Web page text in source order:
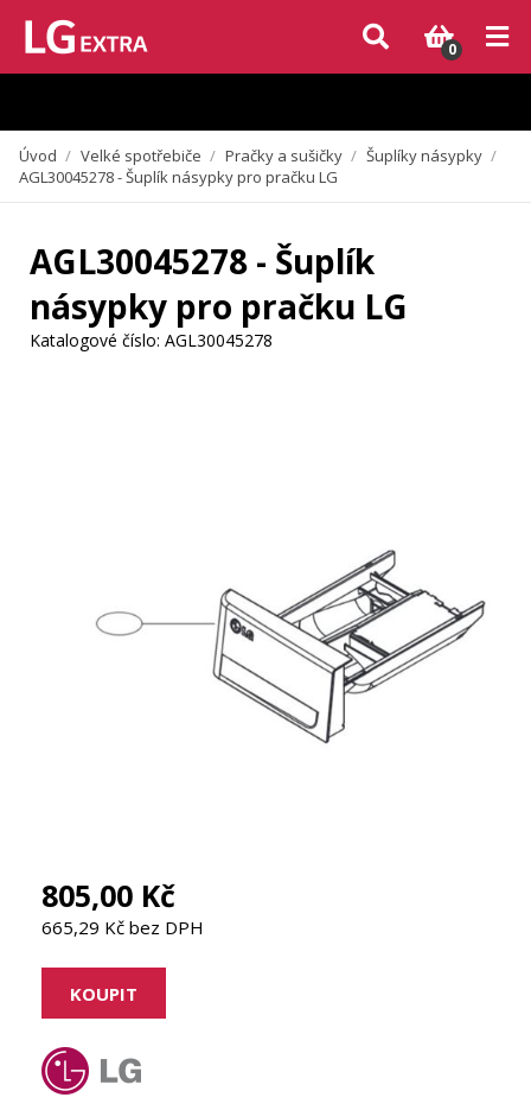
Vzhledem k aktuální situaci se může dodání dílů, které nejsou skladem,
zpozdit. Děkujeme za pochopení.
0
Úvod / Velké spotřebiče / Pračky a sušičky / Šuplíky násypky /
AGL30045278 - Šuplík násypky pro pračku LG
AGL30045278 - Šuplík
násypky pro pračku LG
Katalogové číslo: AGL30045278
805,00 Kč
665,29 Kč bez DPH